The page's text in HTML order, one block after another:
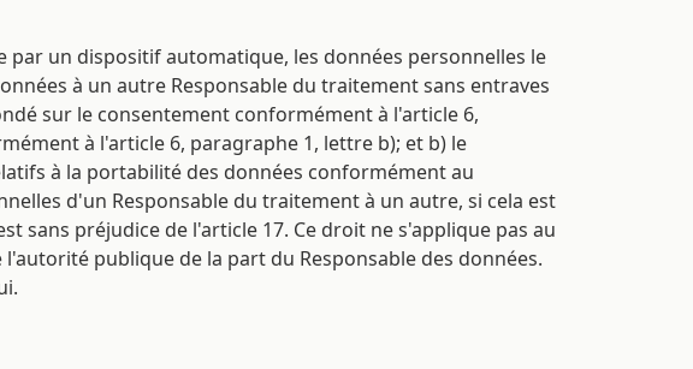
un dispositif automatique, les données personnelles le
à un autre Responsable du traitement sans entraves
sur le consentement conformément à l'article 6,
à l'article 6, paragraphe 1, lettre b); et b) le
à la portabilité des données conformément au
d'un Responsable du traitement à un autre, si cela est
sans préjudice de l'article 17. Ce droit ne s'applique pas au
publique de la part du Responsable des données.